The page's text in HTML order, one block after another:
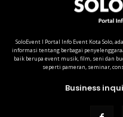
SoloEvent I Portal Info Event Kota Solo,
informasi tentang berbagai
baik berupa event musik, film, seni dan
seperti pameran, seminar,
Business